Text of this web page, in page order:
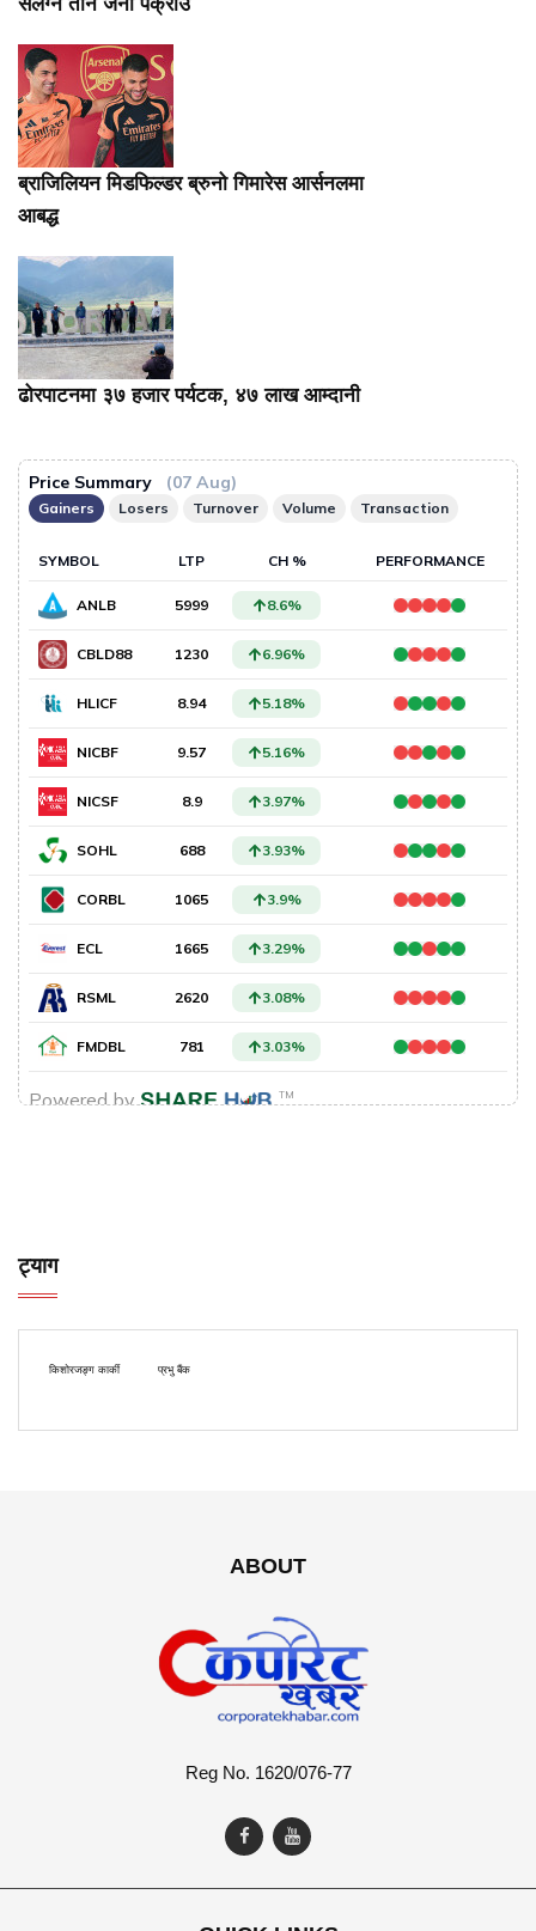
ब्राजिलियन मिडफिल्डर ब्रुनो गिमारेस आर्सनलमा
आबद्ध
ढोरपाटनमा ३७ हजार पर्यटक, ४७ लाख आम्दानी
ट्याग
किशोरजङ्ग कार्की प्रभु बैंक
ABOUT
Reg No. 1620/076-77